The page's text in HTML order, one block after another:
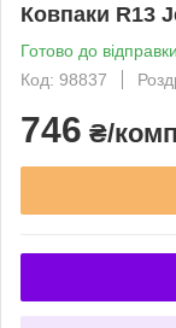
Ковпаки R13
Готово до відправки
Код: 98837
746 ₴/